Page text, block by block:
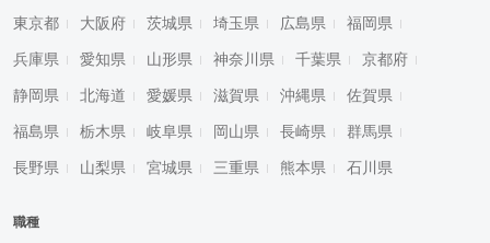
東京都 大阪府 茨城県 埼玉県 広島県 福岡県
兵庫県 愛知県 山形県 神奈川県 千葉県 京都府
静岡県 北海道 愛媛県 滋賀県 沖縄県 佐賀県
福島県 栃木県 岐阜県 岡山県 長崎県 群馬県
長野県 山梨県 宮城県 三重県 熊本県 石川県
職種